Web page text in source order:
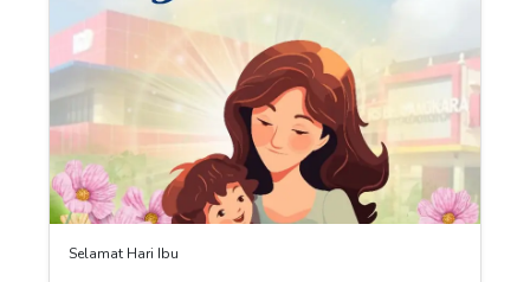
Selamat Hari Ibu